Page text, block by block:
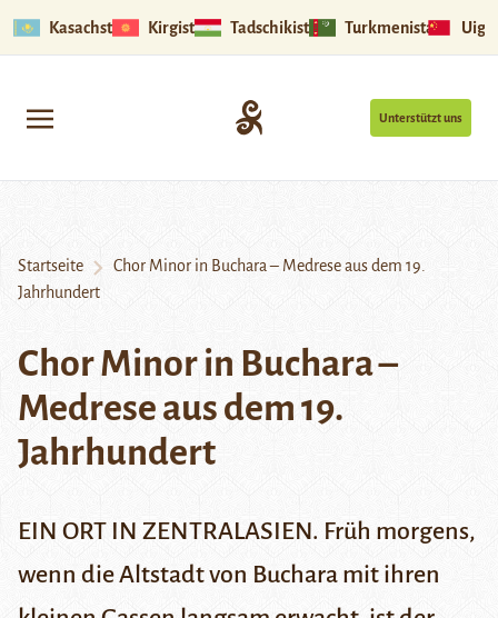
Kasachstan Kirgistan Tadschikistan Turkmenistan
Unterstützt uns
Startseite
Chor Minor in Buchara – Medrese aus dem 19.
Jahrhundert
Chor Minor in Buchara –
Medrese aus dem 19.
Jahrhundert
EIN ORT IN ZENTRALASIEN. Früh morgens,
wenn die Altstadt von Buchara mit ihren